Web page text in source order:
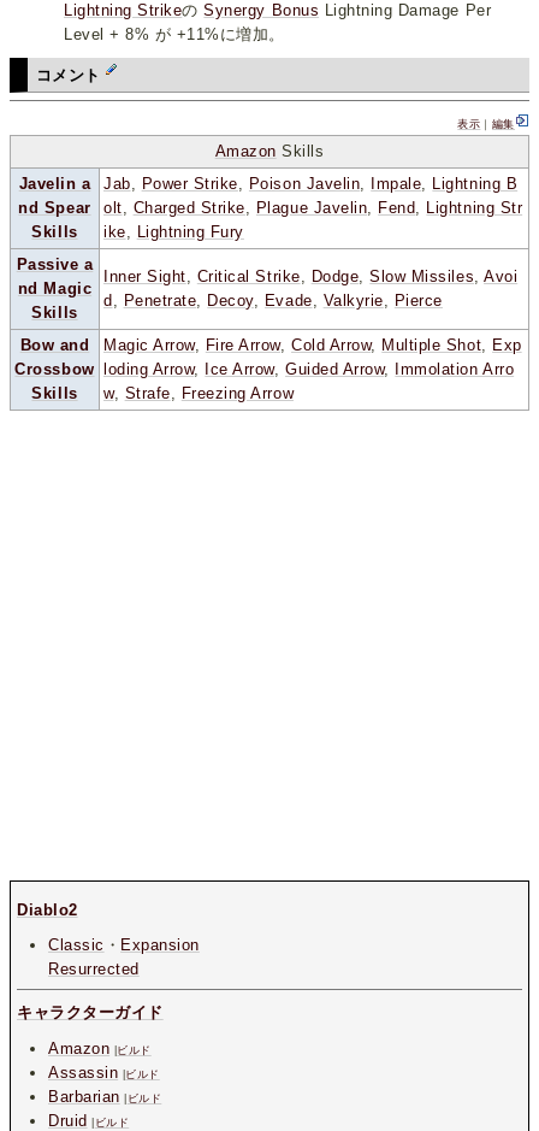
Lightning StrikeのSynergy Bonus Lightning Damage Per
Level + 8% が +11%に増加。
コメント
表示 ｜ 編集
Amazon Skills
Javelin a
nd Spear
Skills
Jab Power Strike Poison Javelin Impale
Lightning B
olt
Charged Strike Plague Javelin Fend
Lightning Str
ike
Lightning Fury
Passive a
nd Magic
Skills
Inner Sight Critical Strike Dodge ,Slow Missiles ,Avoi
d
Penetrate Decoy, Evade Valkyrie Pierce
Bow and
Crossbow
Skills
Magic Arrow, Fire Arrow,Cold Arrow, Multiple Shot
Exp
loding Arrow, Ice Arrow,Guided Arrow, Immolation Arro
w, Strafe Freezing Arrow
Diablo2
Classic ・ Expansion
Resurrected
キャラクターガイド
Amazon
ビルド
Assassin ビルド
Barbarian ビルド
Druid ビルド